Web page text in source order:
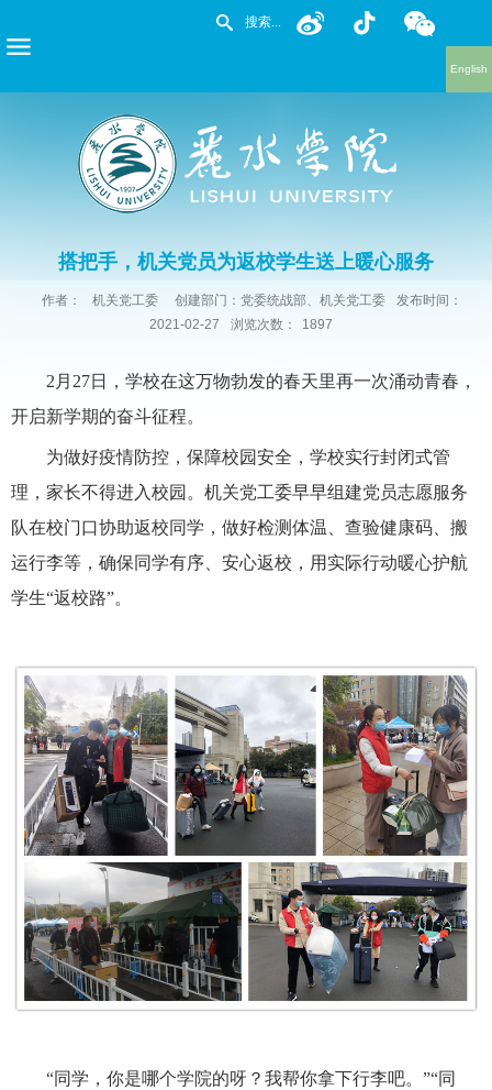
English
搭把手，机关党员为返校学生送上暖心服务
作者： 机关党工委 创建部门：党委统战部、机关党工委
发布时间：
2021-02-27
浏览次数： 1897
2月27日，学校在这万物勃发的春天里再一次涌动青春，
开启新学期的奋斗征程。
为做好疫情防控，保障校园安全，学校实行封闭式管
理，家长不得进入校园。机关党工委早早组建党员志愿服务
队在校门口协助返校同学，做好检测体温、查验健康码、搬
运行李等，确保同学有序、安心返校，用实际行动暖心护航
学生“返校路”。
“同学，你是哪个学院的呀？我帮你拿下行李吧。”“同